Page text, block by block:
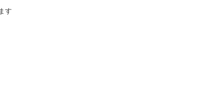
す